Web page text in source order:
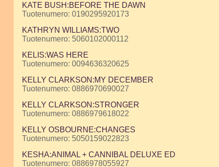
KATE BUSH:BEFORE THE DAWN
Tuotenumero: 0190295920173
KATHRYN WILLIAMS:TWO
Tuotenumero: 5060102000112
KELIS:WAS HERE
Tuotenumero: 0094636320625
KELLY CLARKSON:MY DECEMBER
Tuotenumero: 0886970690027
KELLY CLARKSON:STRONGER
Tuotenumero: 0886979618022
KELLY OSBOURNE:CHANGES
Tuotenumero: 5050159022823
KESHA:ANIMAL + CANNIBAL DELUXE ED
Tuotenumero: 0886978055927